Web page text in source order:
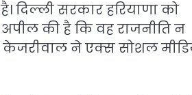
दिल्ली सरकार हरियाणा को
की है कि वह राजनीति न
केजरीवाल ने एक्स सोशल